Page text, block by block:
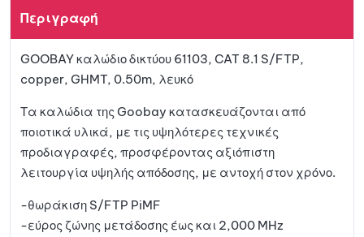
αγαπη
μένων
Περιγραφή
GOOBAY καλώδιο δικτύου 61103, CAT 8.1 S/FTP,
copper, GHMT, 0.50m, λευκό
Τα καλώδια της Goobay κατασκευάζονται από
ποιοτικά υλικά, με τις υψηλότερες τεχνικές
προδιαγραφές, προσφέροντας αξιόπιστη
λειτουργία υψηλής απόδοσης, με αντοχή στον χρόνο.
-θωράκιση S/FTP PiMF
-εύρος ζώνης μετάδοσης έως και 2,000 MHz